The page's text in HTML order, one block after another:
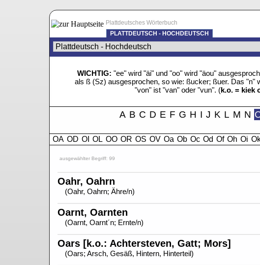
Plattdeutsches Wörterbuch
PLATTDEUTSCH - HOCHDEUTSCH
WICHTIG: "ee" wird "äi" und "oo" wird "äou"
als ß (Sz) ausgesprochen, so wie: ßucker; ßuer. Das "n"
"von" ist "van" oder "vun". (k.o. = kiek
A B C D E F G H I J K L M N
OA OD OI OL OO OR OS OV Oa Ob Oc Od Of Oh Oi
ausgewählter Begriff: 99
Oahr, Oahrn
(Oahr, Oahrn; Ähre/n)
Oarnt, Oarnten
(Oarnt, Oarnt´n; Ernte/n)
Oars [k.o.: Achtersteven, Gatt; Mors]
(Oars; Arsch, Gesäß, Hintern, Hinterteil)